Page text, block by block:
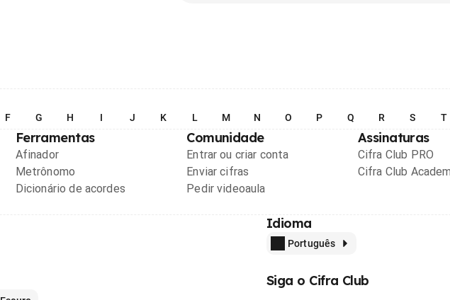
F G H I J K L M N O P Q R S T
Ferramentas
Afinador
Metrônomo
Dicionário de acordes
Comunidade
Entrar ou criar conta
Enviar cifras
Pedir videoaula
Assinaturas
Cifra Club PRO
Cifra Club
Idioma
Português
Siga o Cifra Club